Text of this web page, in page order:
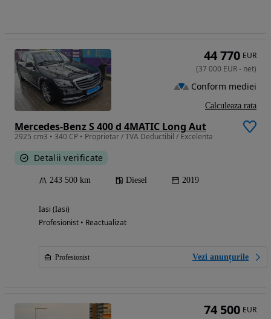
Mercedes-Benz S 400 d 4MATIC Long Aut
2925 cm3 • 340 CP • Proprietar / TVA Deductibil / Excelenta
Detalii verificate
243 500 km Diesel 2019
Iasi (Iasi)
Profesionist • Reactualizat
Profesionist Vezi anunțurile
44 770 EUR
(37 000 EUR- net)
Conform mediei
Calculeaza rata
74 500 EUR